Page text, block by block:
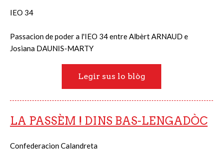
IEO 34
Passacion de poder a l'IEO 34 entre Albèrt ARNAUD e
Josiana DAUNIS-MARTY
Legir sus lo blòg
LA PASSÈM ! DINS BAS-LENGADÒC
Confederacion Calandreta